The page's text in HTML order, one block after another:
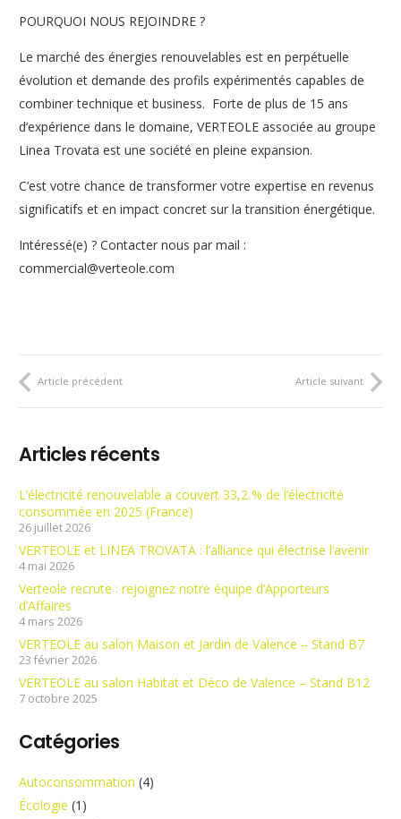
POURQUOI NOUS REJOINDRE ?
Le marché des énergies renouvelables est en perpétuelle
évolution et demande des profils expérimentés capables de
combiner technique et business. Forte de plus de 15 ans
d’expérience dans le domaine, VERTEOLE associée au groupe
Linea Trovata est une société en pleine expansion.
C’est votre chance de transformer votre expertise en revenus
significatifs et en impact concret sur la transition énergétique.
Intéressé(e) ? Contacter nous par mail :
commercial@verteole.com
Article précédent Article suivant
Articles récents
L’électricité renouvelable a couvert 33,2 % de l’électricité
consommée en 2025 (France)
26 juillet 2026
VERTEOLE et LINEA TROVATA : l’alliance qui électrise l’avenir
4 mai 2026
Verteole recrute : rejoignez notre équipe d’Apporteurs
d’Affaires
4 mars 2026
VERTEOLE au salon Maison et Jardin de Valence – Stand B7
23 février 2026
VERTEOLE au salon Habitat et Déco de Valence – Stand B12
7 octobre 2025
Catégories
Autoconsommation (4)
Écologie (1)